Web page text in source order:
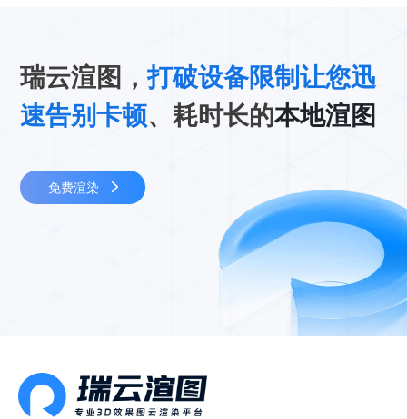
瑞云渲图，打破设备限制让您迅
速告别卡顿、耗时长的本地渲图
免费渲染